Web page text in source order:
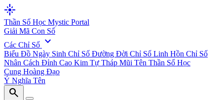
flare
Thần Số Học Mystic Portal
Giải Mã Con Số
Các Chỉ Số expand_more
Biểu Đồ Ngày Sinh Chỉ Số Đường Đời Chỉ Số Linh Hồn Chỉ Số
Nhân Cách Đỉnh Cao Kim Tự Tháp Mũi Tên Thần Số Học
Cung Hoàng Đạo
Ý Nghĩa Tên
search